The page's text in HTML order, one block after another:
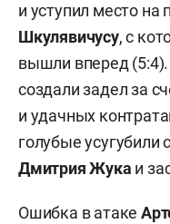
и уступил место на
Шкулявичусу, с
вышли вперед
создали задел за
и удачных
голубые усугубили
Дмитрия Жука и
Ошибка в атаке